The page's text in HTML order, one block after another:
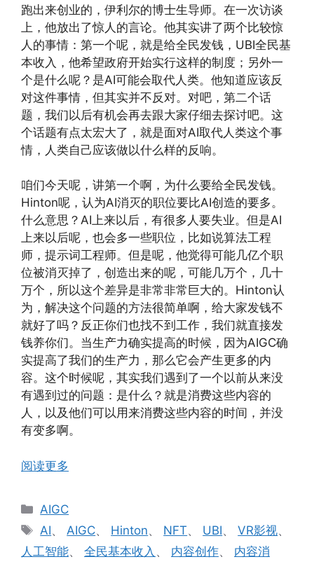
跑出来创业的，伊利尔的博士生导师。在一次访谈
上，他放出了惊人的言论。他其实讲了两个比较惊
人的事情：第一个呢，就是给全民发钱，UBI全民基
本收入，他希望政府开始实行这样的制度；另外一
个是什么呢？是AI可能会取代人类。他知道应该反
对这件事情，但其实并不反对。对吧，第二个话
题，我们以后有机会再去跟大家仔细去探讨吧。这
个话题有点太宏大了，就是面对AI取代人类这个事
情，人类自己应该做以什么样的反响。
咱们今天呢，讲第一个啊，为什么要给全民发钱。
Hinton呢，认为AI消灭的职位要比AI创造的要多。
什么意思？AI上来以后，有很多人要失业。但是AI
上来以后呢，也会多一些职位，比如说算法工程
师，提示词工程师。但是呢，他觉得可能几亿个职
位被消灭掉了，创造出来的呢，可能几万个，几十
万个，所以这个差异是非常非常巨大的。Hinton认
为，解决这个问题的方法很简单啊，给大家发钱不
就好了吗？反正你们也找不到工作，我们就直接发
钱养你们。当生产力确实提高的时候，因为AIGC确
实提高了我们的生产力，那么它会产生更多的内
容。这个时候呢，其实我们遇到了一个以前从来没
有遇到过的问题：是什么？就是消费这些内容的
人，以及他们可以用来消费这些内容的时间，并没
有变多啊。
阅读更多
分
类
AIGC
标
签
AI、 AIGC、 Hinton、 NFT、 UBI、VR影视、
人工智能、 全民基本收入 、 内容创作、 内容消